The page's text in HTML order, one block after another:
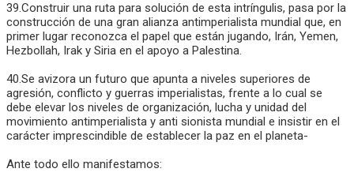
39.Construir una ruta para solución de esta intríngulis, pasa por la
construcción de una gran alianza antimperialista mundial que, en
primer lugar reconozca el papel que están jugando, Irán, Yemen,
Hezbollah, Irak y Siria en el apoyo a Palestina.
40.Se avizora un futuro que apunta a niveles superiores de
agresión, conflicto y guerras imperialistas, frente a lo cual se
debe elevar los niveles de organización, lucha y unidad del
movimiento antimperialista y anti sionista mundial e insistir en el
carácter imprescindible de establecer la paz en el planeta-
Ante todo ello manifestamos: